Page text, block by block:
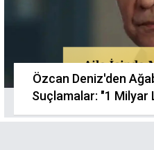
Özcan Deniz'den
Suçlamalar: "1 Milyar